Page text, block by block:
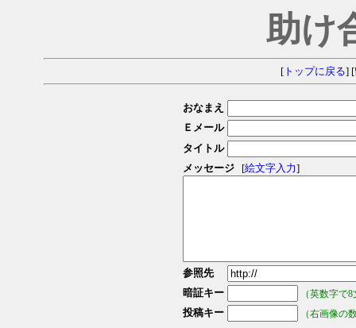
助け
[トップに戻る] [
おなまえ
Ｅメール
タイトル
メッセージ
[絵文字入力]
参照先
暗証キー
（英数字で
投稿キー （右画像の